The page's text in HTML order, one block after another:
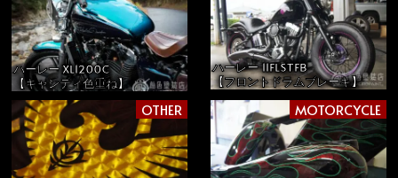
ハーレー XL1200C
【キャンディ色重ね】
ハーレー 11FLSTFB
【フロントドラムブレーキ】
OTHER MOTORCYCLE